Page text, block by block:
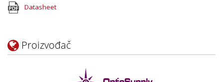
Datasheet
Proizvođač